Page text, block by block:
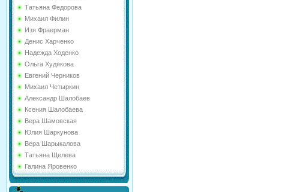
Татьяна Федорова
Михаил Филин
Изя Фраерман
Денис Харченко
Надежда Ходенко
Ольга Худякова
Евгений Черников
Михаил Четыркин
Александр Шалобаев
Ксения Шалобаева
Вера Шамовская
Юлия Шаркунова
Вера Шарыкалова
Татьяна Щелева
Галина Яровенко